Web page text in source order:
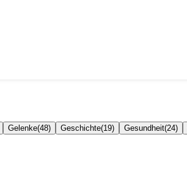
Gelenke(48) Geschichte(19) Gesundheit(24)